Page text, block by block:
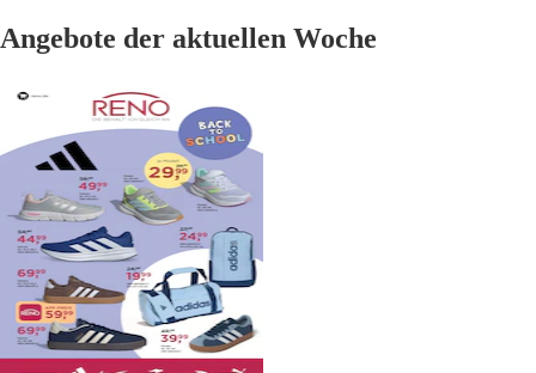
Angebote der aktuellen Woche